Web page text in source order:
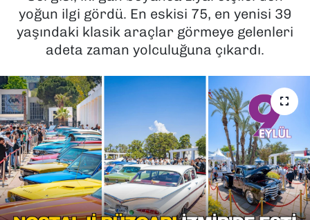
yoğun ilgi gördü. En eskisi 75, en yenisi 39
yaşındaki klasik araçlar görmeye gelenleri
adeta zaman yolculuğuna çıkardı.
SPOR
YAŞAM
YEREL YÖNETİMLER